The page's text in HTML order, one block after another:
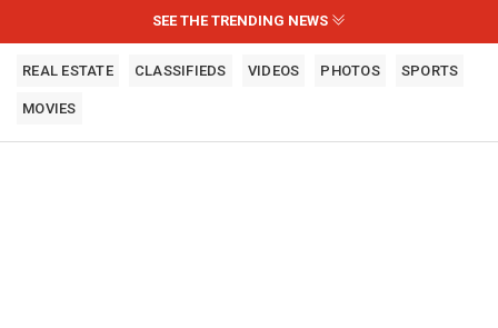
SEE THE TRENDING NEWS
REAL ESTATE CLASSIFIEDS VIDEOS PHOTOS SPORTS
MOVIES